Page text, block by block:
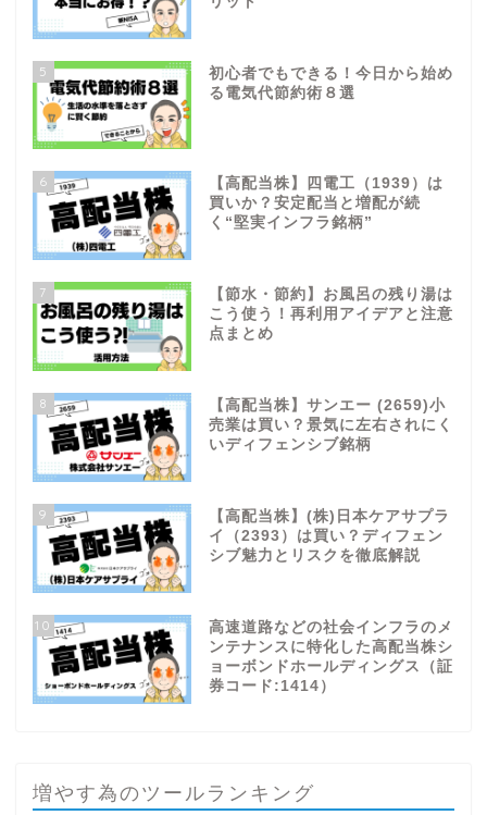
5
初心者でもできる！今日から始め
る電気代節約術８選
6
【高配当株】四電工（1939）は
買いか？安定配当と増配が続
く“堅実インフラ銘柄”
7
【節水・節約】お風呂の残り湯は
こう使う！再利用アイデアと注意
点まとめ
8
【高配当株】サンエー (2659)小
売業は買い？景気に左右されにく
いディフェンシブ銘柄
9
【高配当株】(株)日本ケアサプラ
イ（2393）は買い？ディフェン
シブ魅力とリスクを徹底解説
10
高速道路などの社会インフラのメ
ンテナンスに特化した高配当株シ
ョーボンドホールディングス（証
券コード:1414）
増やす為のツールランキング